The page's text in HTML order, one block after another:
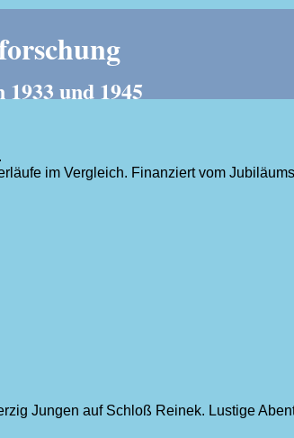
und 1945
im Vergleich. Finanziert vom
Jungen auf Schloß Reinek. Lustige